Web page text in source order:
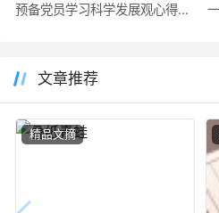
预备党员学习科学发展观心得体会思想汇报（二篇）
文章推荐
精品文摘